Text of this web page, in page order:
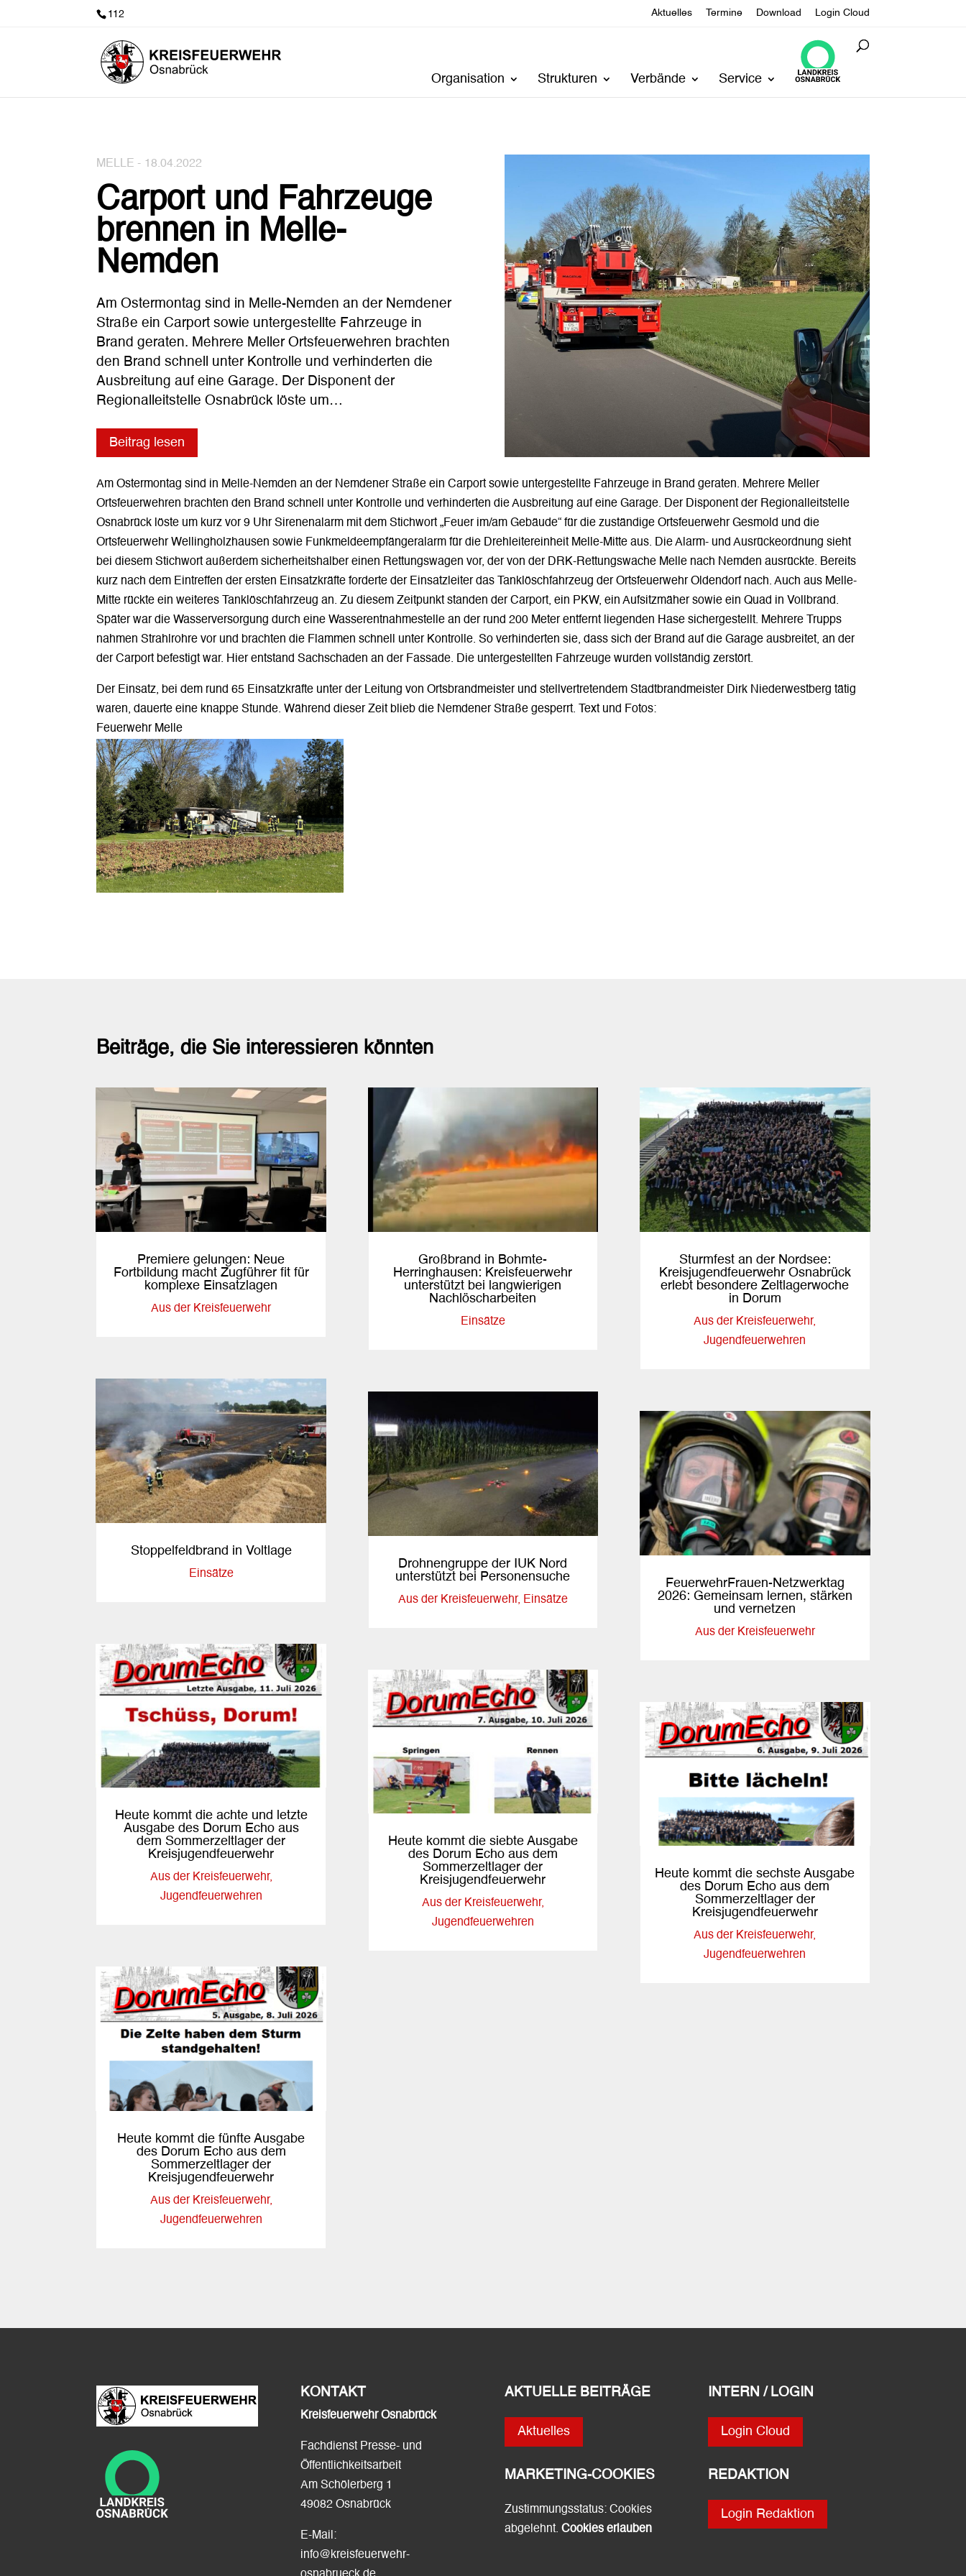
112 Aktuelles Termine Download Login Cloud
Organisation Strukturen Verbände Service
MELLE - 18.04.2022
Carport und Fahrzeuge
brennen in Melle-
Nemden
Am Ostermontag sind in Melle-Nemden an der Nemdener
Straße ein Carport sowie untergestellte Fahrzeuge in
Brand geraten. Mehrere Meller Ortsfeuerwehren brachten
den Brand schnell unter Kontrolle und verhinderten die
Ausbreitung auf eine Garage. Der Disponent der
Regionalleitstelle Osnabrück löste um…
Beitrag lesen
Am Ostermontag sind in Melle-Nemden an der Nemdener Straße ein Carport sowie untergestellte Fahrzeuge in Brand geraten. Mehrere Meller
Ortsfeuerwehren brachten den Brand schnell unter Kontrolle und verhinderten die Ausbreitung auf eine Garage. Der Disponent der Regionalleitstelle
Osnabrück löste um kurz vor 9 Uhr Sirenenalarm mit dem Stichwort „Feuer im/am Gebäude“ für die zuständige Ortsfeuerwehr Gesmold und die
Ortsfeuerwehr Wellingholzhausen sowie Funkmeldeempfängeralarm für die Drehleitereinheit Melle-Mitte aus. Die Alarm- und Ausrückeordnung sieht
bei diesem Stichwort außerdem sicherheitshalber einen Rettungswagen vor, der von der DRK-Rettungswache Melle nach Nemden ausrückte. Bereits
kurz nach dem Eintreffen der ersten Einsatzkräfte forderte der Einsatzleiter das Tanklöschfahrzeug der Ortsfeuerwehr Oldendorf nach. Auch aus Melle-
Mitte rückte ein weiteres Tanklöschfahrzeug an. Zu diesem Zeitpunkt standen der Carport, ein PKW, ein Aufsitzmäher sowie ein Quad in Vollbrand.
Später war die Wasserversorgung durch eine Wasserentnahmestelle an der rund 200 Meter entfernt liegenden Hase sichergestellt. Mehrere Trupps
nahmen Strahlrohre vor und brachten die Flammen schnell unter Kontrolle. So verhinderten sie, dass sich der Brand auf die Garage ausbreitet, an der
der Carport befestigt war. Hier entstand Sachschaden an der Fassade. Die untergestellten Fahrzeuge wurden vollständig zerstört.
Der Einsatz, bei dem rund 65 Einsatzkräfte unter der Leitung von Ortsbrandmeister und stellvertretendem Stadtbrandmeister Dirk Niederwestberg tätig
waren, dauerte eine knappe Stunde. Während dieser Zeit blieb die Nemdener Straße gesperrt. Text und Fotos:
Feuerwehr Melle
Beiträge, die Sie interessieren könnten
Premiere gelungen: Neue
Fortbildung macht Zugführer fit für
komplexe Einsatzlagen
Aus der Kreisfeuerwehr
Stoppelfeldbrand in Voltlage
Einsätze
Heute kommt die achte und letzte
Ausgabe des Dorum Echo aus
dem Sommerzeltlager der
Kreisjugendfeuerwehr
Aus der Kreisfeuerwehr,
Jugendfeuerwehren
Heute kommt die fünfte Ausgabe
des Dorum Echo aus dem
Sommerzeltlager der
Kreisjugendfeuerwehr
Aus der Kreisfeuerwehr,
Jugendfeuerwehren
Großbrand in Bohmte-
Herringhausen: Kreisfeuerwehr
unterstützt bei langwierigen
Nachlöscharbeiten
Einsätze
Drohnengruppe der IUK Nord
unterstützt bei Personensuche
Aus der Kreisfeuerwehr, Einsätze
Heute kommt die siebte Ausgabe
des Dorum Echo aus dem
Sommerzeltlager der
Kreisjugendfeuerwehr
Aus der Kreisfeuerwehr,
Jugendfeuerwehren
Sturmfest an der Nordsee:
Kreisjugendfeuerwehr Osnabrück
erlebt besondere Zeltlagerwoche
in Dorum
Aus der Kreisfeuerwehr,
Jugendfeuerwehren
FeuerwehrFrauen-Netzwerktag
2026: Gemeinsam lernen, stärken
und vernetzen
Aus der Kreisfeuerwehr
Heute kommt die sechste Ausgabe
des Dorum Echo aus dem
Sommerzeltlager der
Kreisjugendfeuerwehr
Aus der Kreisfeuerwehr,
Jugendfeuerwehren
KONTAKT
Kreisfeuerwehr Osnabrück
Fachdienst Presse- und
Öffentlichkeitsarbeit
Am Schölerberg 1
49082 Osnabrück
E-Mail:
info@kreisfeuerwehr-
AKTUELLE BEITRÄGE
Aktuelles
MARKETING-COOKIES
Zustimmungsstatus: Cookies
abgelehnt. Cookies erlauben
INTERN / LOGIN
Login Cloud
REDAKTION
Login Redaktion